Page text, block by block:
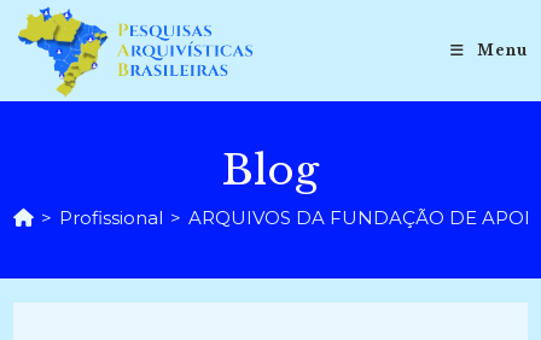
para
conteúdo
Menu
Blog
> Profissional > ARQUIVOS DA FUNDAÇÃO DE